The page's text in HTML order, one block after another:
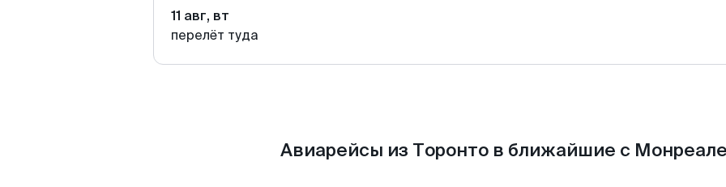
11 авг, вт
перелёт туда
Авиарейсы из Торонто в ближайшие с